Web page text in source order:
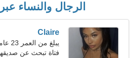
الرجال والنساء
Claire
يبلغ من العمر
القوس
فتاة تبحث عن